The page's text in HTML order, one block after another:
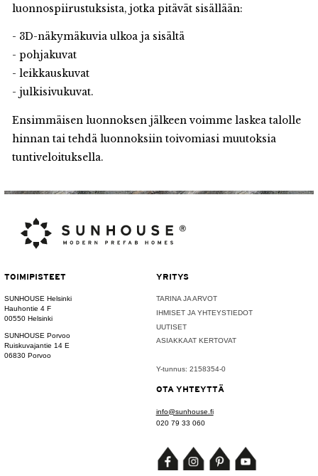
luonnospiirustuksista, jotka pitävät sisällään:
- 3D-näkymäkuvia ulkoa ja sisältä
- pohjakuvat
- leikkauskuvat
- julkisivukuvat.
Ensimmäisen luonnoksen jälkeen voimme laskea talolle
hinnan tai tehdä luonnoksiin toivomiasi muutoksia
tuntiveloituksella.
TOIMIPISTEET
SUNHOUSE Helsinki
Hauhontie 4 F
00550 Helsinki
SUNHOUSE Porvoo
Ruiskuvajantie 14 E
06830 Porvoo
YRITYS
TARINA JA ARVOT
IHMISET JA YHTEYSTIEDOT
UUTISET
ASIAKKAAT KERTOVAT
Y-tunnus: 2158354-0
OTA YHTEYTTÄ
info@sunhouse.fi
020 79 33 060